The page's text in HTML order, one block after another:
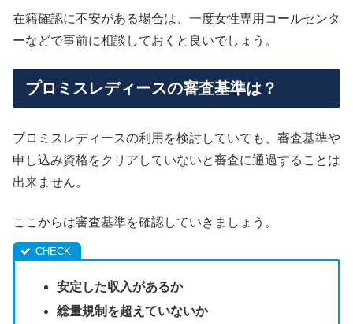
在籍確認に不安がある場合は、一度女性専用コールセンタ
ーなどで事前に相談しておくと良いでしょう。
プロミスレディースの審査基準は？
プロミスレディースの利用を検討していても、審査基準や
申し込み資格をクリアしていないと審査に通過することは
出来ません。
ここからは審査基準を確認していきましょう。
安定した収入があるか
総量規制を超えていないか